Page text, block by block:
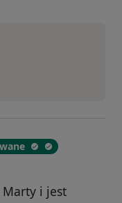
Marty i jest